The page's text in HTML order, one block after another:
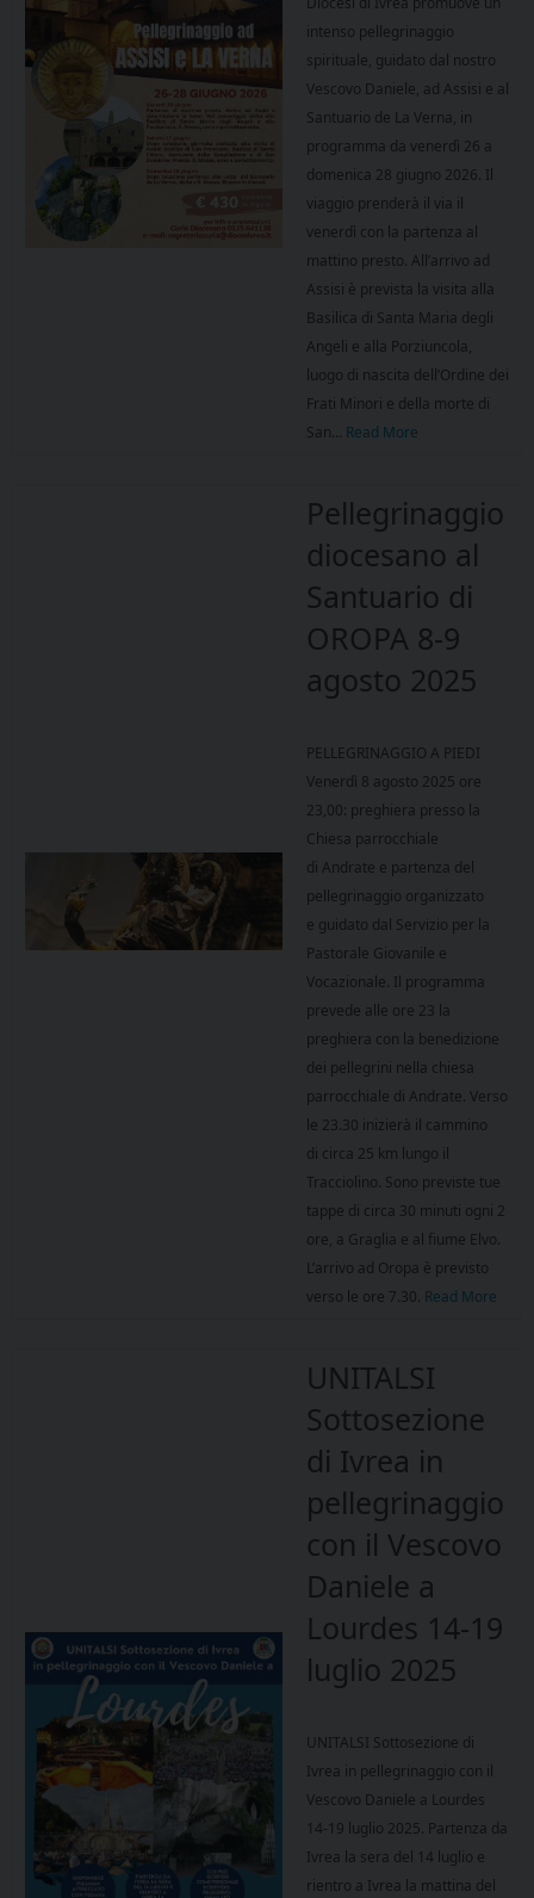
intenso pellegrinaggio
spirituale, guidato dal nostro
Vescovo Daniele, ad Assisi e al
Santuario de La Verna, in
programma da venerdì 26 a
domenica 28 giugno 2026. Il
viaggio prenderà il via il
venerdì con la partenza al
mattino presto. All’arrivo ad
Assisi è prevista la visita alla
Basilica di Santa Maria degli
Angeli e alla Porziuncola,
luogo di nascita dell’Ordine dei
Frati Minori e della morte di
San… Read More
Pellegrinaggio
diocesano al
Santuario di
OROPA 8-9
agosto 2025
PELLEGRINAGGIO A PIEDI
Venerdì 8 agosto 2025 ore
23,00: preghiera presso la
Chiesa parrocchiale
di Andrate e partenza del
pellegrinaggio organizzato
e guidato dal Servizio per la
Pastorale Giovanile e
Vocazionale. Il programma
prevede alle ore 23 la
preghiera con la benedizione
dei pellegrini nella chiesa
parrocchiale di Andrate. Verso
le 23.30 inizierà il cammino
di circa 25 km lungo il
Tracciolino. Sono previste tue
tappe di circa 30 minuti ogni 2
ore, a Graglia e al fiume Elvo.
L’arrivo ad Oropa è previsto
verso le ore 7.30. Read More
UNITALSI
Sottosezione
di Ivrea in
pellegrinaggio
con il Vescovo
Daniele a
Lourdes 14-19
luglio 2025
UNITALSI Sottosezione di
Ivrea in pellegrinaggio con il
Vescovo Daniele a Lourdes
14-19 luglio 2025. Partenza da
Ivrea la sera del 14 luglio e
rientro a Ivrea la mattina del